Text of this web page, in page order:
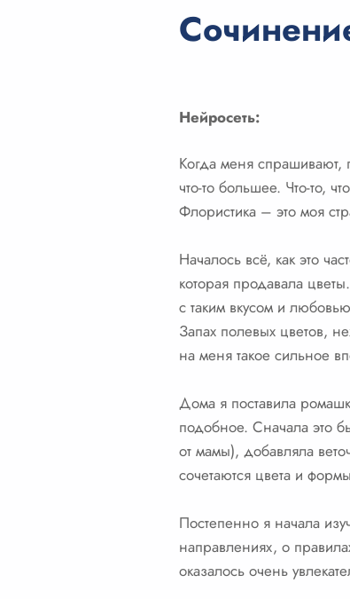
Нейросеть:
Когда меня спрашивают,
что-то большее. Что-то,
Флористика – это моя
Началось всё, как это
которая продавала
с таким вкусом и
Запах полевых цветов,
на меня такое сильное
Дома я поставила
подобное. Сначала это
от мамы), добавляла
сочетаются цвета и
Постепенно я начала
направлениях, о
оказалось очень